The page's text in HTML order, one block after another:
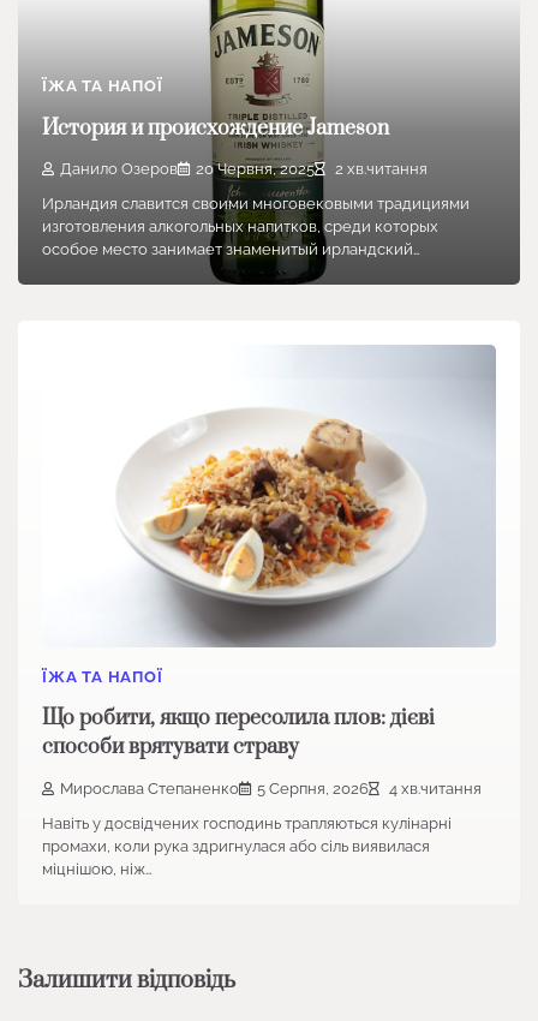
ЇЖА ТА НАПОЇ
История и происхождение Jameson
Данило Озеров 20 Червня, 2025
2 хв.читання
Ирландия славится своими многовековыми традициями
изготовления алкогольных напитков, среди которых
особое место занимает знаменитый ирландский…
ЇЖА ТА НАПОЇ
Що робити, якщо пересолила плов: дієві
способи врятувати страву
Мирослава Степаненко 5 Серпня, 2026
4 хв.читання
Навіть у досвідчених господинь трапляються кулінарні
промахи, коли рука здригнулася або сіль виявилася
міцнішою, ніж…
Залишити відповідь